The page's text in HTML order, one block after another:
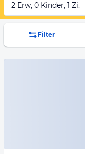
2 Erw, 0 Kinder, 1 Zi.
Filter